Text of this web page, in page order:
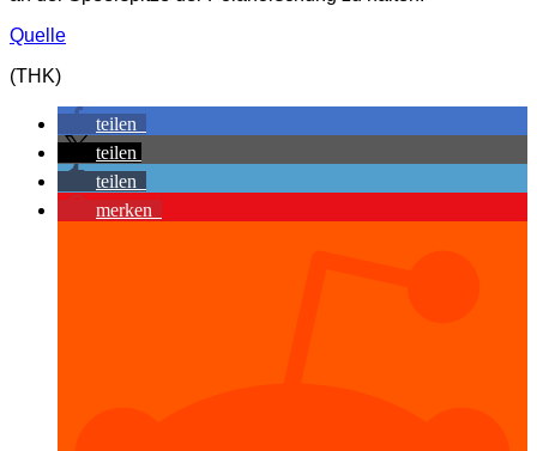
Quelle
(THK)
teilen
teilen
teilen
merken